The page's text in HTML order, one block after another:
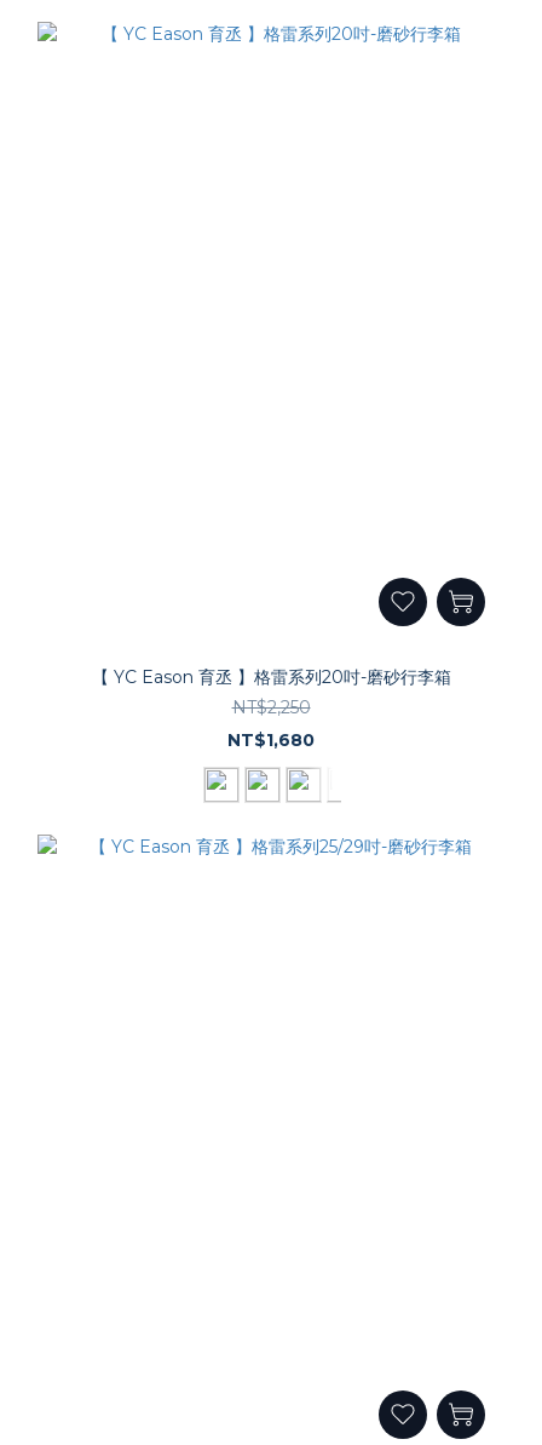
【 YC Eason 育丞 】格雷系列20吋-磨砂行李箱
NT$2,250
NT$1,680